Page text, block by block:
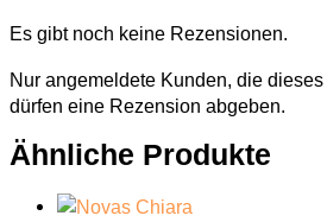
Es gibt noch keine Rezensionen.
Nur angemeldete Kunden, die
dürfen eine Rezension abgeben.
Ähnliche Produkte